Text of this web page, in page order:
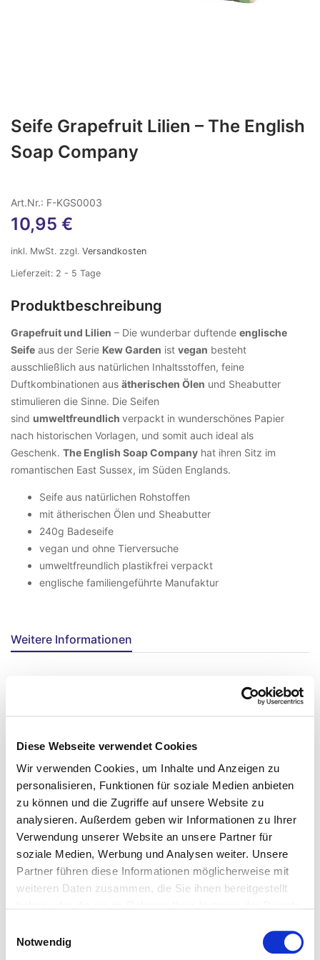
Diese Webseite verwendet Cookies
Wir verwenden Cookies, um Inhalte und Anzeigen zu
personalisieren, Funktionen für soziale Medien anbieten
zu können und die Zugriffe auf unsere Website zu
analysieren. Außerdem geben wir Informationen zu Ihrer
Verwendung unserer Website an unsere Partner für
soziale Medien, Werbung und Analysen weiter. Unsere
Partner führen diese Informationen möglicherweise mit
weiteren Daten zusammen, die Sie ihnen bereitgestellt
Notwendig
Seife Grapefruit Lilien – The English
Soap Company
Art.Nr.: F-KGS0003
10,95 €
inkl. MwSt. zzgl. Versandkosten
Lieferzeit: 2 - 5 Tage
Produktbeschreibung
Grapefruit und Lilien – Die wunderbar duftende englische
Seife aus der Serie Kew Garden ist vegan besteht
ausschließlich aus natürlichen Inhaltsstoffen, feine
Duftkombinationen aus ätherischen Ölen und Sheabutter
stimulieren die Sinne. Die Seifen
sind umweltfreundlich verpackt in wunderschönes Papier
nach historischen Vorlagen, und somit auch ideal als
Geschenk. The English Soap Company hat ihren Sitz im
romantischen East Sussex, im Süden Englands.
Seife aus natürlichen Rohstoffen
mit ätherischen Ölen und Sheabutter
240g Badeseife
vegan und ohne Tierversuche
umweltfreundlich plastikfrei verpackt
englische familiengeführte Manufaktur
Weitere Informationen
Das könnte Ihnen ebenfalls
gefallen...